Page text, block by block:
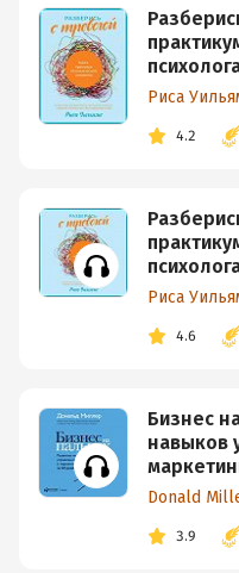
Риса
4.2
Риса
4.6
Бизнес
навыков
Donald
3.9